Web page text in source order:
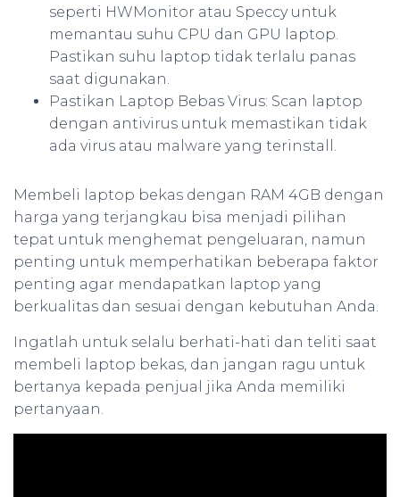
seperti HWMonitor atau Speccy untuk
memantau suhu CPU dan GPU laptop.
Pastikan suhu laptop tidak terlalu panas
saat digunakan.
Pastikan Laptop Bebas Virus: Scan laptop
dengan antivirus untuk memastikan tidak
ada virus atau malware yang terinstall.
Membeli laptop bekas dengan RAM 4GB dengan
harga yang terjangkau bisa menjadi pilihan
tepat untuk menghemat pengeluaran, namun
penting untuk memperhatikan beberapa faktor
penting agar mendapatkan laptop yang
berkualitas dan sesuai dengan kebutuhan Anda.
Ingatlah untuk selalu berhati-hati dan teliti saat
membeli laptop bekas, dan jangan ragu untuk
bertanya kepada penjual jika Anda memiliki
pertanyaan.